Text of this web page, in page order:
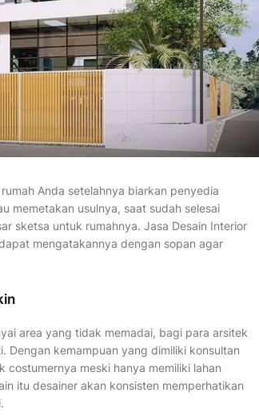
Anda setelahnya biarkan penyedia
memetakan usulnya, saat sudah selesai
sketsa untuk rumahnya. Jasa Desain Interior
mengatakannya dengan sopan agar
area yang tidak memadai, bagi para arsitek
Dengan kemampuan yang dimiliki konsultan
meski hanya memiliki lahan
itu desainer akan konsisten memperhatikan